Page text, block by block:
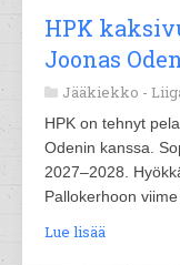
HPK
Joonas
Jääkiekko -
HPK on tehnyt
Odenin kanssa.
2027–2028.
Pallokerhoon
Lue lisää